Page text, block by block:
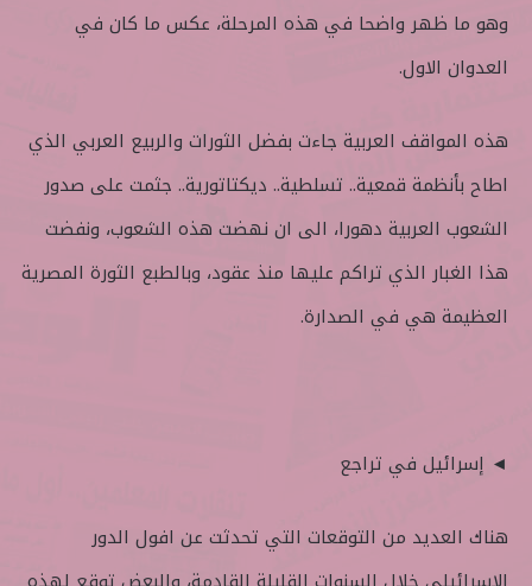
وهو ما ظهر واضحا في هذه المرحلة، عكس ما كان في
العدوان الاول.
هذه المواقف العربية جاءت بفضل الثورات والربيع العربي الذي
اطاح بأنظمة قمعية.. تسلطية.. ديكتاتورية.. جثمت على صدور
الشعوب العربية دهورا، الى ان نهضت هذه الشعوب، ونفضت
هذا الغبار الذي تراكم عليها منذ عقود، وبالطبع الثورة المصرية
العظيمة هي في الصدارة.
◄ إسرائيل في تراجع
هناك العديد من التوقعات التي تحدثت عن افول الدور